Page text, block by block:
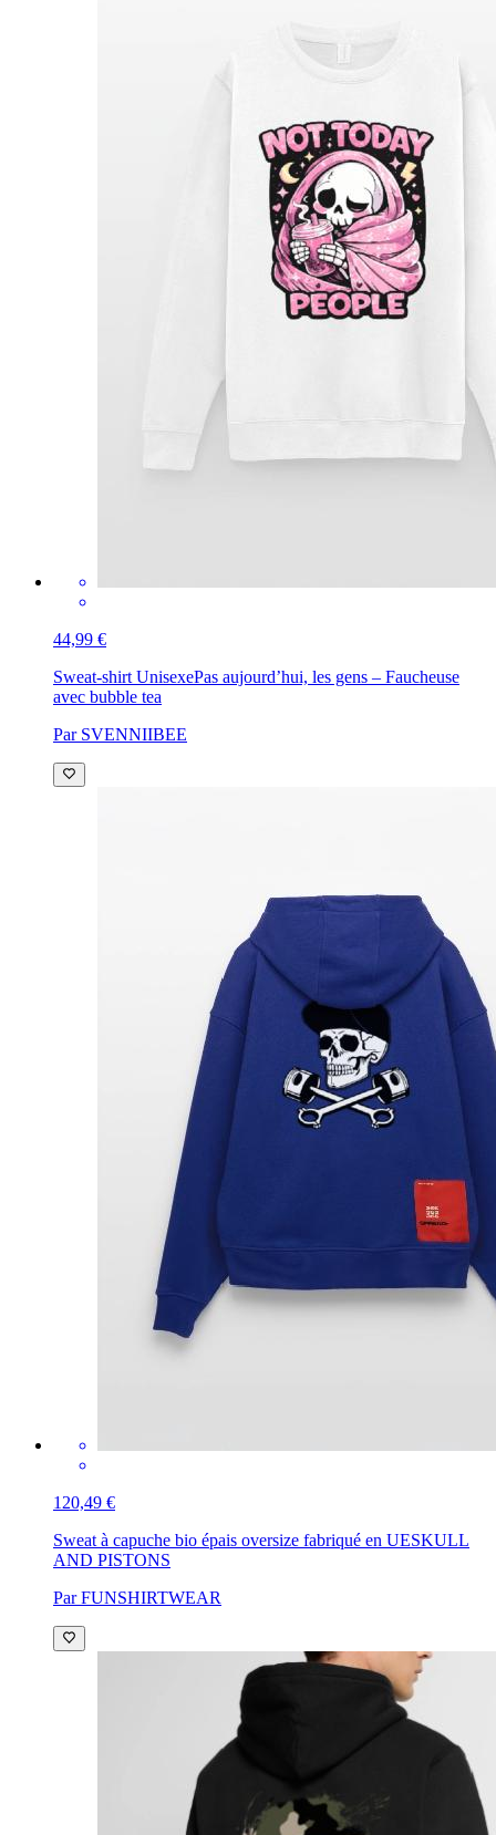
44,99 €
Sweat-shirt UnisexePas aujourd’hui, les gens – Faucheuse
avec bubble tea
Par SVENNIIBEE
120,49 €
Sweat à capuche bio épais oversize fabriqué en UESKULL
AND PISTONS
Par FUNSHIRTWEAR